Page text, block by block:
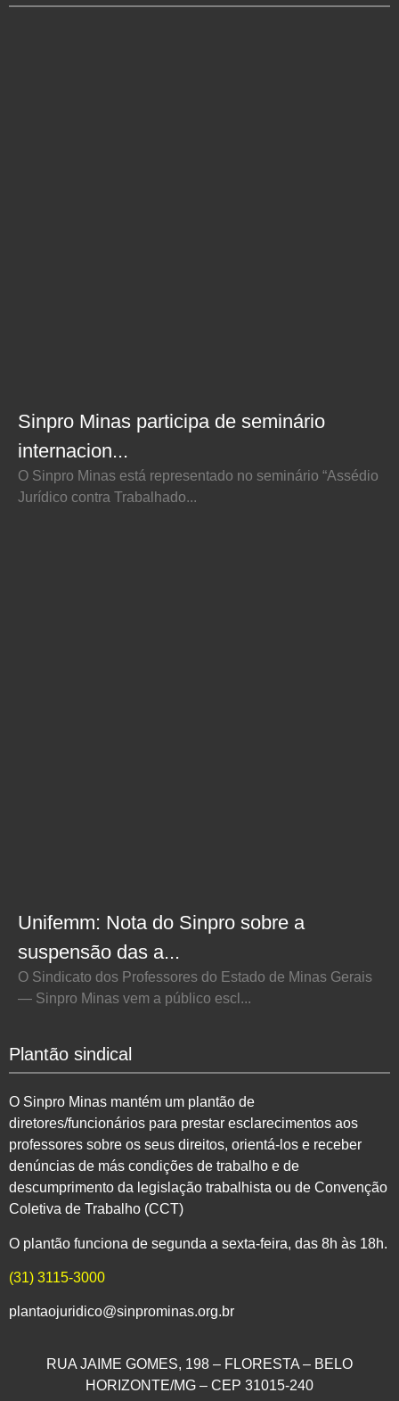
Sinpro Minas participa de seminário
internacion...
O Sinpro Minas está representado no seminário “Assédio
Jurídico contra Trabalhado...
Unifemm: Nota do Sinpro sobre a
suspensão das a...
O Sindicato dos Professores do Estado de Minas Gerais
— Sinpro Minas vem a público escl...
Plantão sindical
O Sinpro Minas mantém um plantão de
diretores/funcionários para prestar esclarecimentos aos
professores sobre os seus direitos, orientá-los e receber
denúncias de más condições de trabalho e de
descumprimento da legislação trabalhista ou de Convenção
Coletiva de Trabalho (CCT)
O plantão funciona de segunda a sexta-feira, das 8h às 18h.
(31) 3115-3000
plantaojuridico@sinprominas.org.br
RUA JAIME GOMES, 198 – FLORESTA – BELO
HORIZONTE/MG – CEP 31015-240